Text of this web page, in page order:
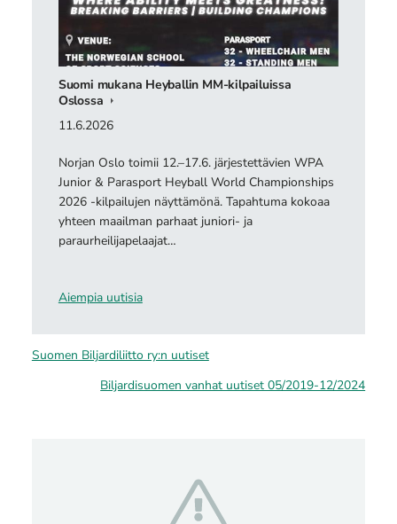
Suomi mukana Heyballin MM-kilpailuissa
Oslossa
11.6.2026
Norjan Oslo toimii 12.–17.6. järjestettävien WPA
Junior & Parasport Heyball World Championships
2026 -kilpailujen näyttämönä. Tapahtuma kokoaa
yhteen maailman parhaat juniori- ja
paraurheilijapelaajat…
Aiempia uutisia
Suomen Biljardiliitto ry:n uutiset
Biljardisuomen vanhat uutiset 05/2019-12/2024